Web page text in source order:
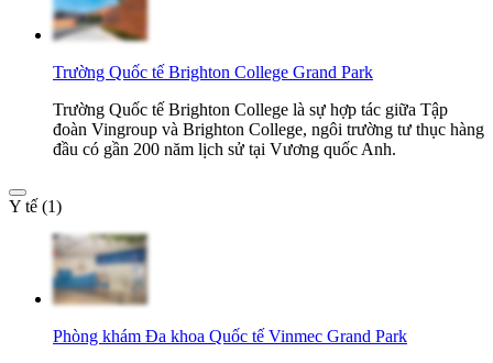
Trường Quốc tế Brighton College Grand Park
Trường Quốc tế Brighton College là sự hợp tác giữa Tập
đoàn Vingroup và Brighton College, ngôi trường tư thục hàng
đầu có gần 200 năm lịch sử tại Vương quốc Anh.
Y tế (1)
Phòng khám Đa khoa Quốc tế Vinmec Grand Park